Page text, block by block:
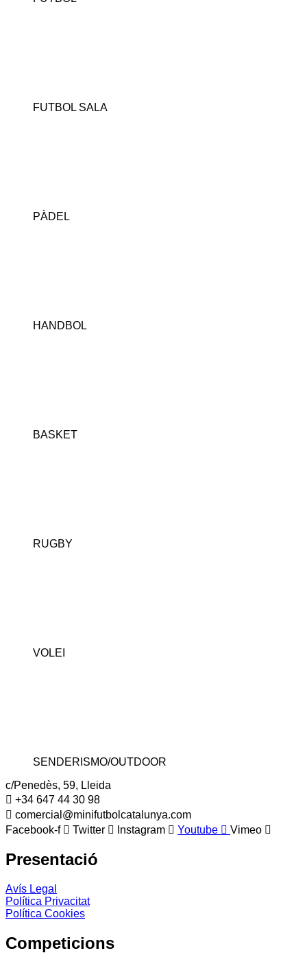
FUTBOL SALA
PÀDEL
HANDBOL
BASKET
RUGBY
VOLEI
SENDERISMO/OUTDOOR
c/Penedès, 59, Lleida
+34 647 44 30 98
comercial@minifutbolcatalunya.com
Facebook-f
Twitter Instagram Youtube Vimeo
Presentació
Avís Legal
Política Privacitat
Política Cookies
Competicions